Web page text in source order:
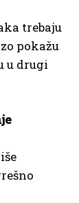
trebaju
pokažu
u drugi